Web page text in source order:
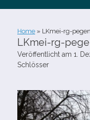
Home » LKmei-​rg-​
LKmei-​rg-​
Veröffentlicht am 1.
Schlösser